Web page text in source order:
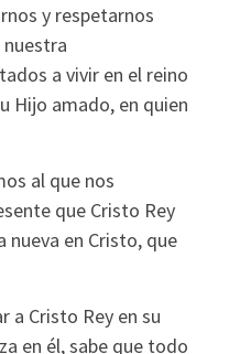
y respetarnos
a vivir en el reino
Hijo amado, en quien
al que nos
que Cristo Rey
en Cristo, que
a Cristo Rey en su
en él, sabe que todo